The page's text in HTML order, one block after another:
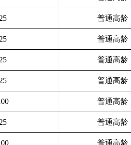
25 普通高龄
25 普通高龄
25 普通高龄
25 普通高龄
普通高龄
25 普通高龄
普通高龄